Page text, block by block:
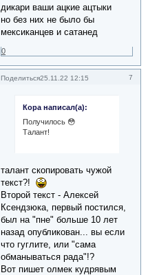
дикари ваши ацкие ацтыки
но без них не было бы
мексиканцев и сатанед
0
Поделиться 7
25.11.22 12:15
Кора написал(а):
Получилось 😳
Талант!
талант скопировать чужой
текст?!
Второй текст - Алексей
Ксендзюка, первый постился,
был на "пне" больше 10 лет
назад опубликован... вы если
что гуглите, или "сама
обманываться рада"!?
Вот пишет олмек кудрявым